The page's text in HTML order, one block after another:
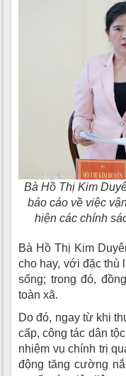
Bà Hồ Thị Kim
báo cáo về việc
hiện các chính
Bà Hồ Thị Kim
cho hay, với đặc thù
sống; trong đó,
toàn xã.
Do đó, ngay từ khi
cấp, công tác dân
nhiệm vụ chính trị
động tăng cường